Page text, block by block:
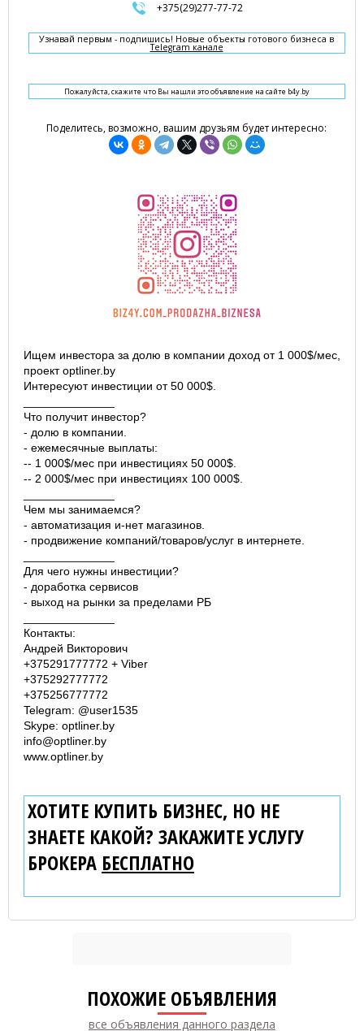
+375(29)277-77-72
Узнавай первым - подпишись! Новые объекты готового бизнеса в
Telegram канале
Пожалуйста, скажите что Вы нашли это объявление на сайте b4y.by
Поделитесь, возможно, вашим друзьям будет интересно:
Ищем инвестора за долю в компании доход от 1 000$/мес,
проект optliner.by
Интересуют инвестиции от 50 000$.
Что получит инвестор?
- долю в компании.
- ежемесячные выплаты:
-- 1 000$/мес при инвестициях 50 000$.
-- 2 000$/мес при инвестициях 100 000$.
Чем мы занимаемся?
- автоматизация и-нет магазинов.
- продвижение компаний/товаров/услуг в интернете.
Для чего нужны инвестиции?
- доработка сервисов
- выход на рынки за пределами РБ
Контакты:
Андрей Викторович
+375291777772 + Viber
+375292777772
+375256777772
Telegram: @user1535
Skype: optliner.by
info@optliner.by
www.optliner.by
ХОТИТЕ КУПИТЬ БИЗНЕС, НО НЕ
ЗНАЕТЕ КАКОЙ? ЗАКАЖИТЕ УСЛУГУ
БРОКЕРА БЕСПЛАТНО
ПОХОЖИЕ ОБЪЯВЛЕНИЯ
все объявления данного раздела